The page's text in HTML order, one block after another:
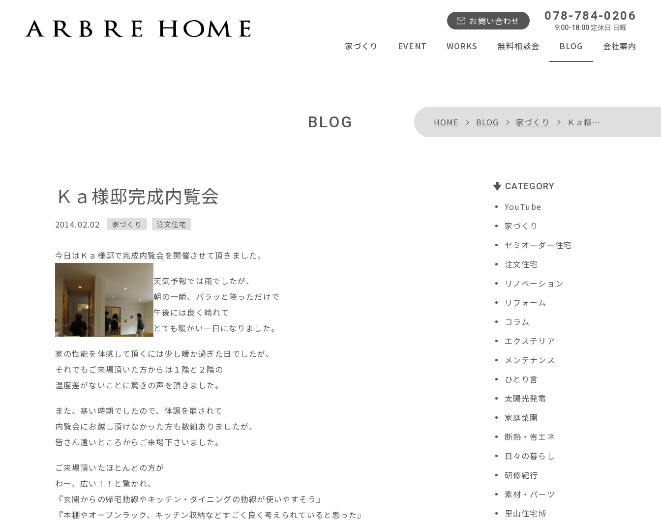
家づくり EVENT WORKS 無料相談会 BLOG 会社案内
お問い合わせ 078-784-0206
9:00-18:00 定休日 日曜
HOME BLOG 家づくり Ｋａ様邸完成内覧会
BLOG
Ｋａ様邸完成内覧会
2014.02.02 家づくり 注文住宅
今日はＫａ様邸で完成内覧会を開催させて頂きました。
天気予報では雨でしたが、
朝の一瞬、パラッと降っただけで
午後には良く晴れて
とても暖かい一日になりました。
家の性能を体感して頂くには少し暖か過ぎた日でしたが、
それでもご来場頂いた方からは１階と２階の
温度差がないことに驚きの声を頂きました。
また、寒い時期でしたので、体調を崩されて
内覧会にお越し頂けなかった方も数組ありましたが、
皆さん遠いところからご来場下さいました。
ご来場頂いたほとんどの方が
わー、広い！！と驚かれ、
『玄関からの帰宅動線やキッチン・ダイニングの動線が使いやすそう』
『本棚やオープンラック、キッチン収納などすごく良く考えられていると思った』
CATEGORY
YouTube
家づくり
セミオーダー住宅
注文住宅
リノベーション
リフォーム
コラム
エクステリア
メンテナンス
ひとり言
太陽光発電
家庭菜園
断熱・省エネ
日々の暮らし
研修紀行
素材・パーツ
里山住宅博